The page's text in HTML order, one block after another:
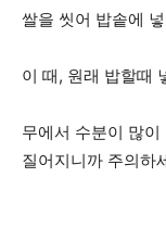
쌀을 씻어 밥솥에
이 때, 원래 밥할때
무에서 수분이 많
질어지니까 주의하